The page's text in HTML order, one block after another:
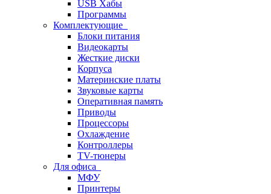
USB Хабы
Программы
Комплектующие
Блоки питания
Видеокарты
Жесткие диски
Корпуса
Материнские платы
Звуковые карты
Оперативная память
Приводы
Процессоры
Охлаждение
Контроллеры
TV-тюнеры
Для офиса
МФУ
Принтеры